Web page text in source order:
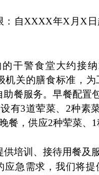
：自XXXX年X月X
干警食堂大约接
机关的膳食标准，为
餐服务。早餐配置
有3道荤菜、2种素
餐，供应2种荤菜、
培训、接待用餐及服
应急需求，我们将提